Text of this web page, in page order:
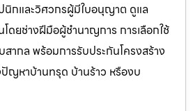
นิกและวิศวกรผู้มีใบอนุญาต ดูแล
ยช่างฝีมือผู้ชำนาญการ การเลือกใช้
ากล พร้อมการรับประกันโครงสร้าง
ญหาบ้านทรุด บ้านร้าว หรืองบ